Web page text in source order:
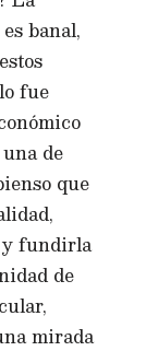
banal,
fue
de
que
fundirla
de
mirada